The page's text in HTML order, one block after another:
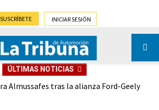
SUSCRÍBETE INICIAR SESIÓN
ÚLTIMAS NOTICIAS
Almussafes tras la alianza Ford-Geely